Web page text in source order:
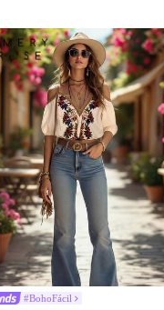
#BohoFácil